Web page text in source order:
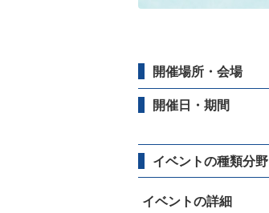
開催場所・会場
開催日・期間
イベントの種類分野
イベントの詳細